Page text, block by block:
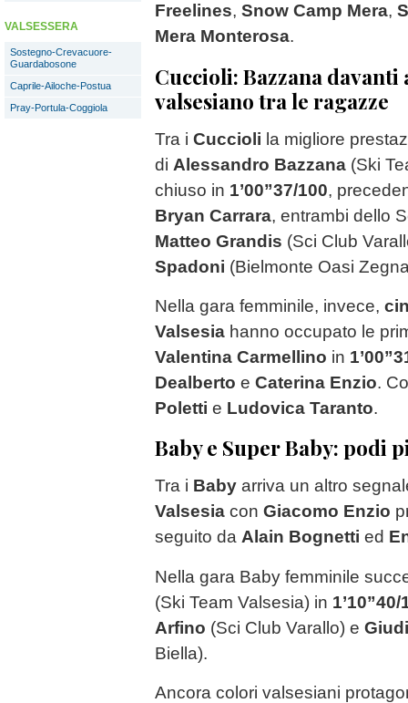
VALSESSERA
Sostegno-Crevacuore-
Guardabosone
Caprile-Ailoche-Postua
Pray-Portula-Coggiola
Freelines, Snow Camp Mera,
Mera Monterosa.
Cuccioli: Bazzana
valsesiano tra le ragazze
Tra i Cuccioli la migliore
di Alessandro Bazzana (Ski
chiuso in 1’00”37/100,
Bryan Carrara, entrambi dello
Matteo Grandis (Sci Club
Spadoni (Bielmonte Oasi
Nella gara femminile, invece,
Valsesia hanno occupato le
Valentina Carmellino in
Dealberto e Caterina Enzio.
Poletti e Ludovica Taranto.
Baby e Super Baby: podi
Tra i Baby arriva un altro
Valsesia con Giacomo Enzio
seguito da Alain Bognetti ed
Nella gara Baby femminile
(Ski Team Valsesia) in 1’10”40/
Arfino (Sci Club Varallo) e
Biella).
Ancora colori valsesiani